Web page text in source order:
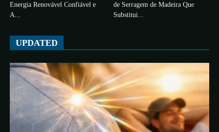
Energia Renovável Confiável e
A...
de Serragem de Madeira Que
Substitui...
UPDATED